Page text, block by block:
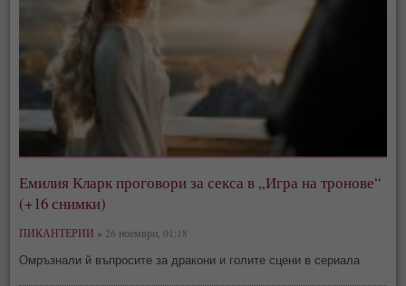
Емилия Кларк проговори за секса в „Игра на тронове“
(+16 снимки)
ПИКАНТЕРИИ » 26 ноември, 01:18
Омръзнали й въпросите за дракони и голите сцени в сериала